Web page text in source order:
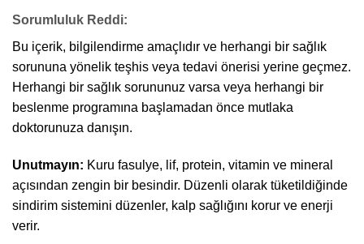
Sorumluluk Reddi:
Bu içerik, bilgilendirme amaçlıdır ve herhangi bir sağlık
sorununa yönelik teşhis veya tedavi önerisi yerine geçmez.
Herhangi bir sağlık sorununuz varsa veya herhangi bir
beslenme programına başlamadan önce mutlaka
doktorunuza danışın.
Unutmayın: Kuru fasulye, lif, protein, vitamin ve mineral
açısından zengin bir besindir. Düzenli olarak tüketildiğinde
sindirim sistemini düzenler, kalp sağlığını korur ve enerji
verir.